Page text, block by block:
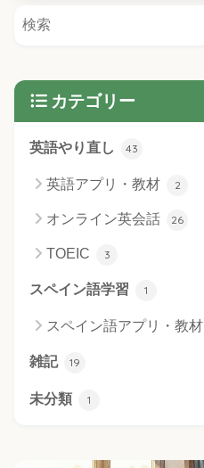
カテゴリー
英語やり直し 43
英語アプリ・教材 2
オンライン英会話 26
TOEIC 3
スペイン語学習 1
スペイン語アプリ・教材
雑記 19
未分類 1